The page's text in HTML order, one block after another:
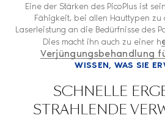
Eine der Stärken des PicoPlus ist
Fähigkeit, bei allen Hauttypen
Laserleistung an die Bedürfnisse des
Dies macht ihn auch zu einer h
Verjüngungsbehandlung
WISSEN, WAS SIE
SCHNELLE
STRAHLENDE